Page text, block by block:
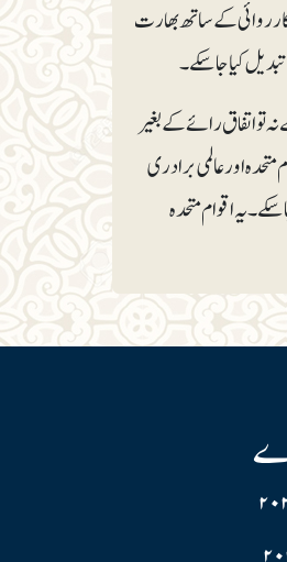
غیر قانونی اور یک طرفہ کارروائی کے ساتھ بھارت
کیا جا سکے۔
تو اتفاق رائے کے بغیر
اور عالمی برادری
کریں تاکہ ۲۰۲۴ءکو پُرامن سال بنایا جا سکے۔ یہ اقوام متحدہ